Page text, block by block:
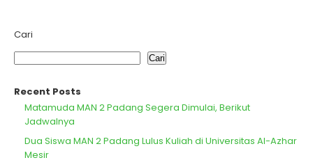
Cari
Cari
Recent Posts
Matamuda MAN 2 Padang Segera Dimulai, Berikut
Jadwalnya
Dua Siswa MAN 2 Padang Lulus Kuliah di Universitas Al-Azhar
Mesir